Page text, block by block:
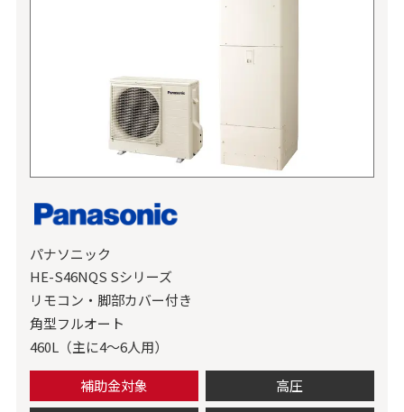
パナソニック
HE-S46NQS Sシリーズ
リモコン・脚部カバー付き
角型フルオート
460L（主に4～6人用）
補助金対象
高圧